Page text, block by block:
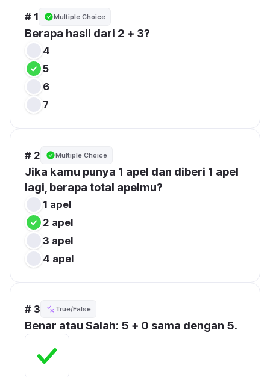
# 1 Multiple Choice
Berapa hasil dari 2 + 3?
4
5
6
7
# 2 Multiple Choice
Jika kamu punya 1 apel dan diberi 1 apel
lagi, berapa total apelmu?
1 apel
2 apel
3 apel
4 apel
# 3 True/False
Benar atau Salah: 5 + 0 sama dengan 5.